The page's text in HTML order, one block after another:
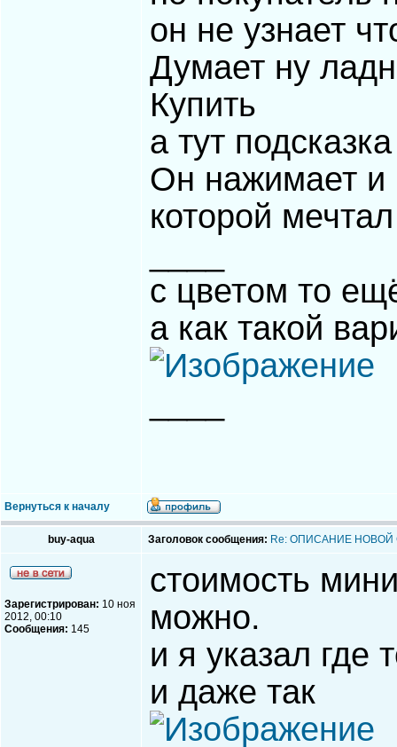
он не узнает
Думает ну
Купить
а тут
Он нажимает и
которой
с цветом то
а как такой
Вернуться к началу
buy-aqua Заголовок сообщения: Re: ОПИСАНИЕ
Зарегистрирован: 10 ноя
2012, 00:10
Сообщения: 145
стоимость
можно.
и я указал где
и даже так